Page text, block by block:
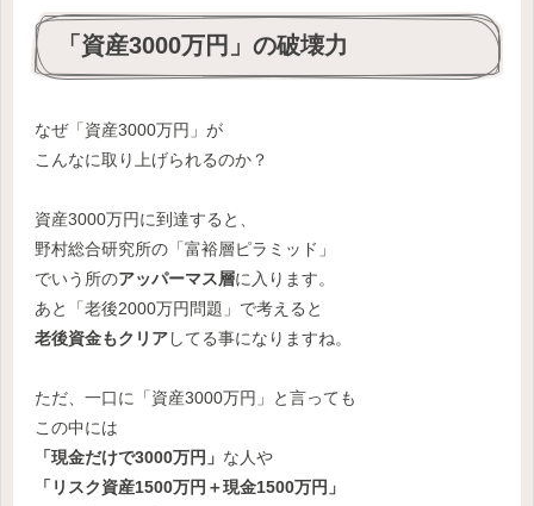
「資産3000万円」の破壊力
なぜ「資産3000万円」が
こんなに取り上げられるのか？
資産3000万円に到達すると、
野村総合研究所の「富裕層ピラミッド」
でいう所のアッパーマス層に入ります。
あと「老後2000万円問題」で考えると
老後資金もクリアしてる事になりますね。
ただ、一口に「資産3000万円」と言っても
この中には
「現金だけで3000万円」 な人や
「リスク資産1500万円＋現金1500万円」